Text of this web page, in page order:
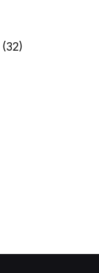
(32)